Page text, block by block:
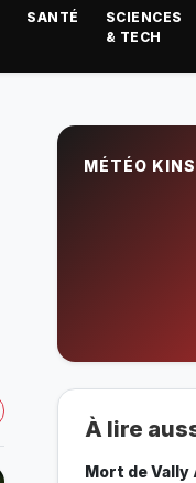
SANTÉ
SCIENCES
& TECH
MÉTÉO
À lire
Mort de Vally